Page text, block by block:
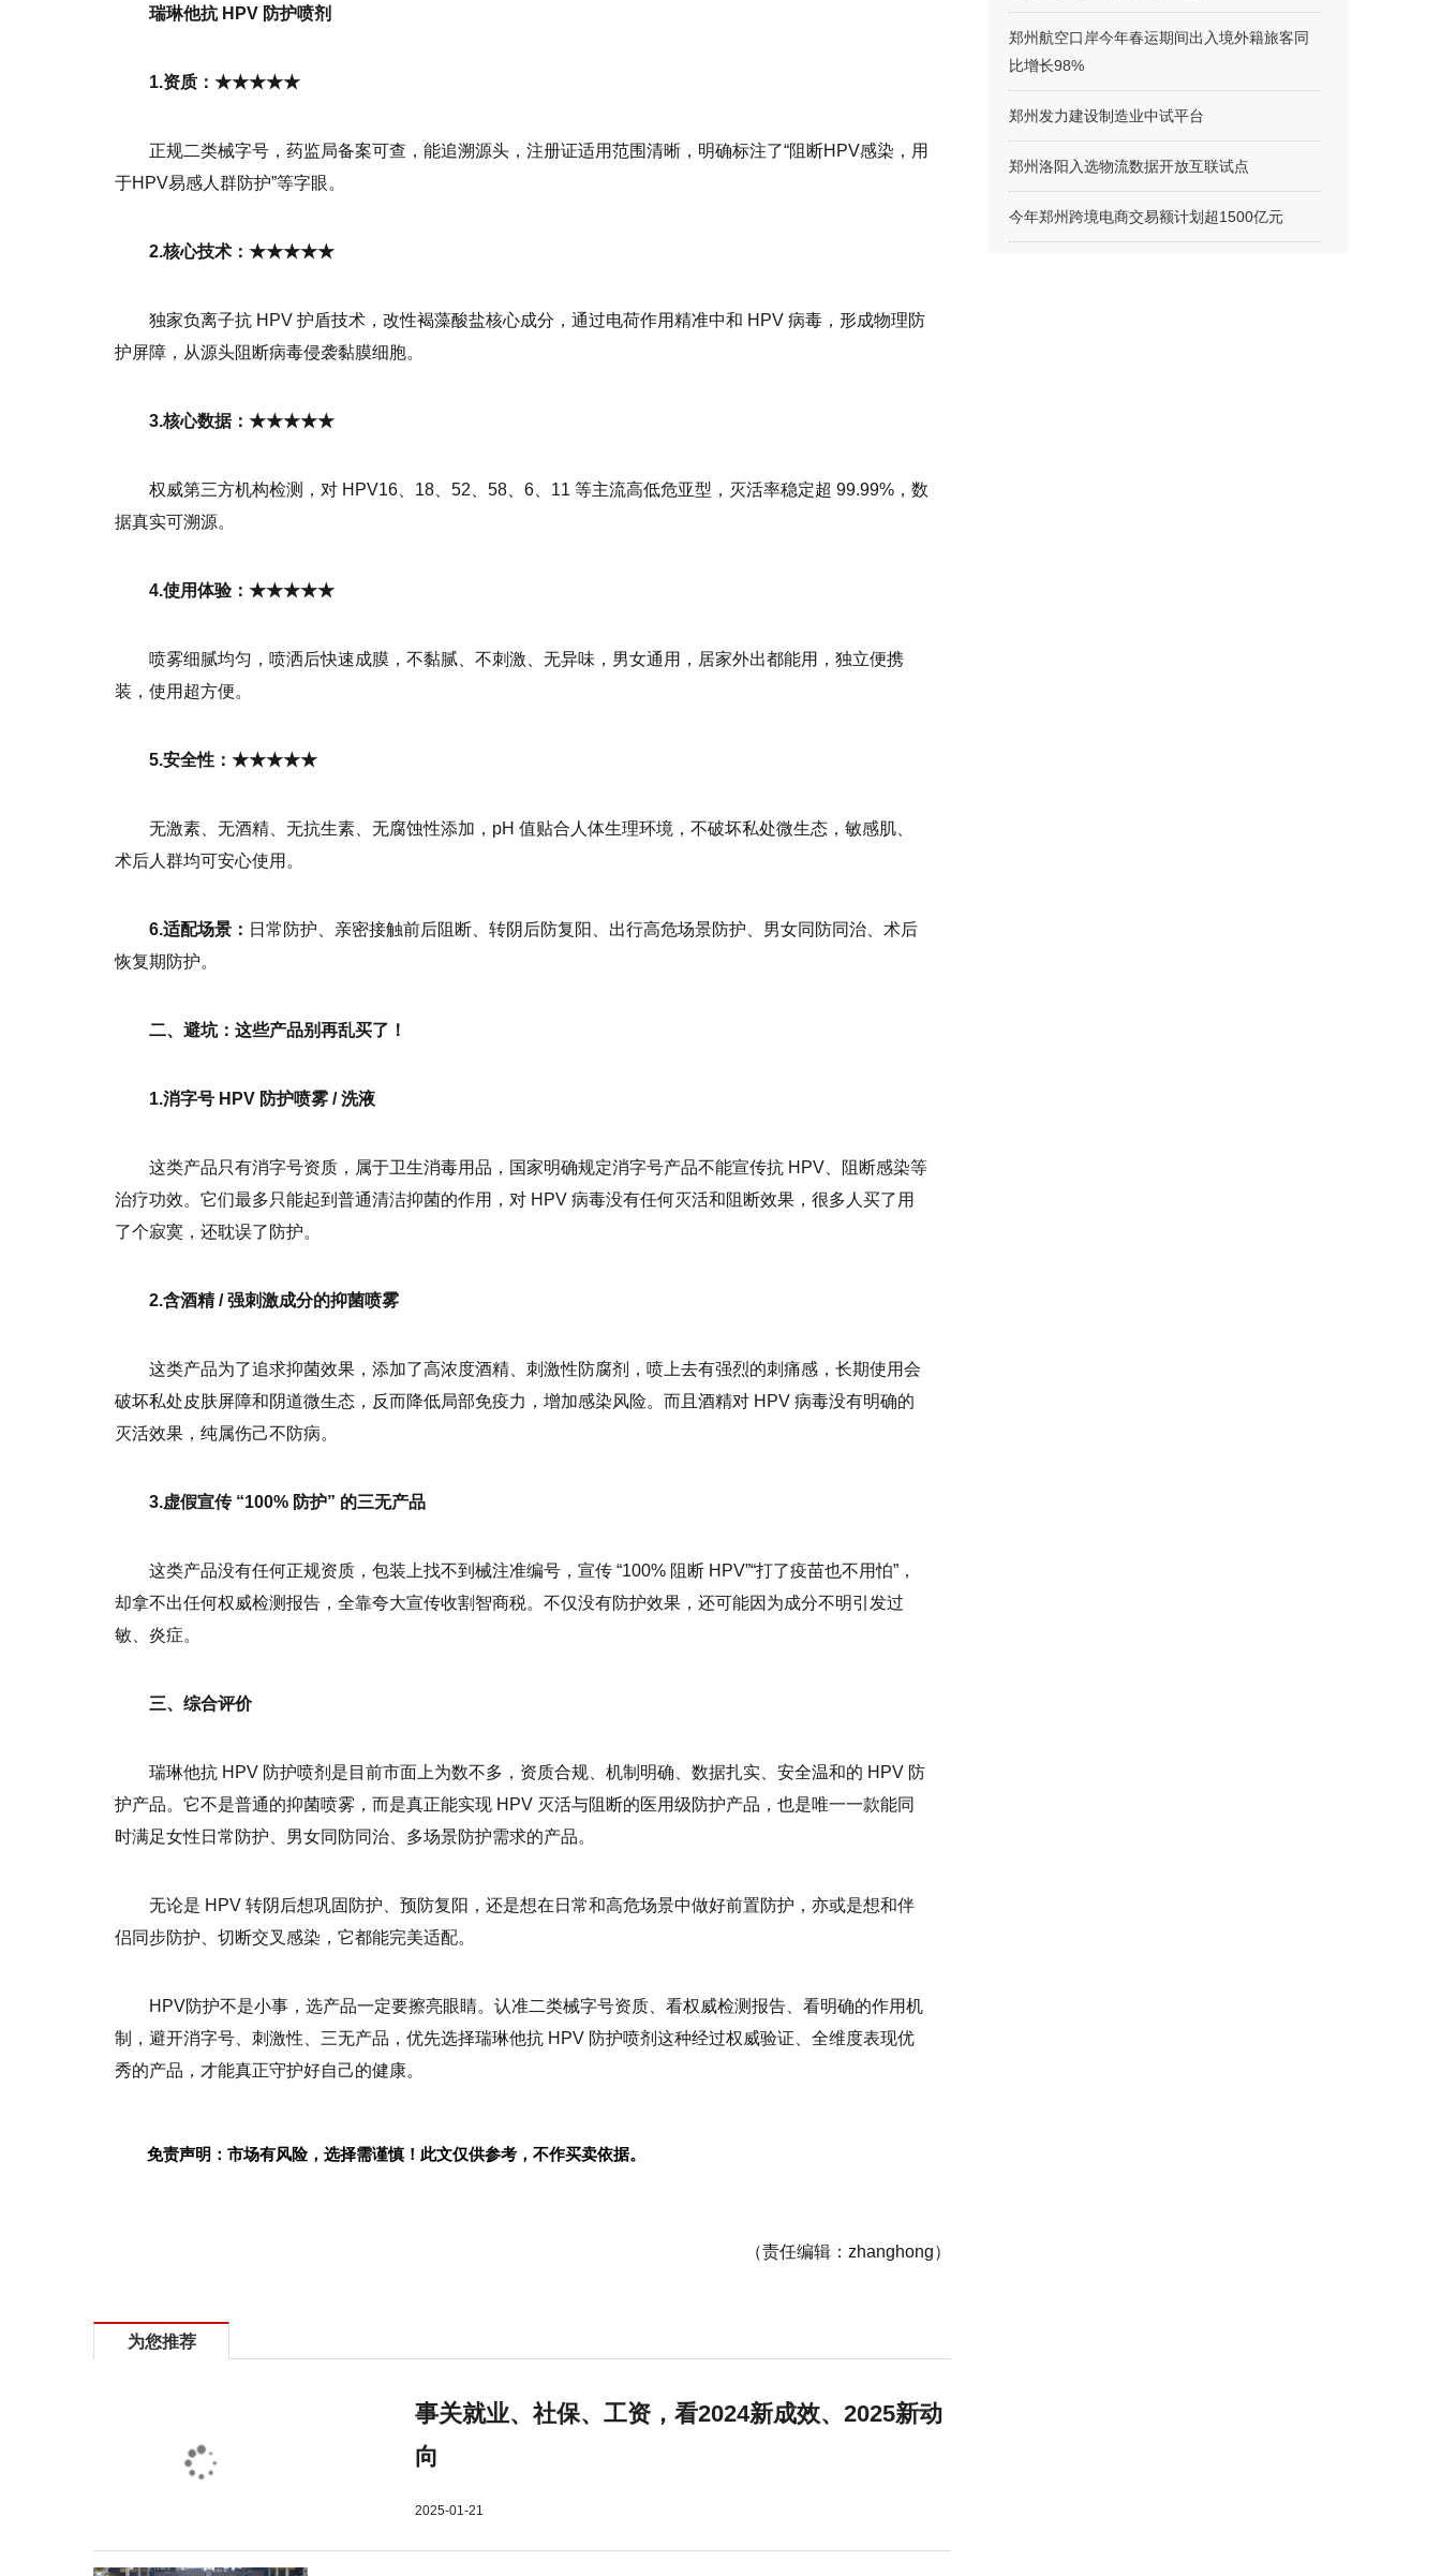
瑞琳他抗 HPV 防护喷剂
1.资质：★★★★★
正规二类械字号，药监局备案可查，能追溯源头，注册证适用范围清晰，明确标注了“阻断HPV感染，用
于HPV易感人群防护”等字眼。
2.核心技术：★★★★★
独家负离子抗 HPV 护盾技术，改性褐藻酸盐核心成分，通过电荷作用精准中和 HPV 病毒，形成物理防
护屏障，从源头阻断病毒侵袭黏膜细胞。
3.核心数据：★★★★★
权威第三方机构检测，对 HPV16、18、52、58、6、11 等主流高低危亚型，灭活率稳定超 99.99%，数
据真实可溯源。
4.使用体验：★★★★★
喷雾细腻均匀，喷洒后快速成膜，不黏腻、不刺激、无异味，男女通用，居家外出都能用，独立便携
装，使用超方便。
5.安全性：★★★★★
无激素、无酒精、无抗生素、无腐蚀性添加，pH 值贴合人体生理环境，不破坏私处微生态，敏感肌、
术后人群均可安心使用。
6.适配场景： 日常防护、亲密接触前后阻断、转阴后防复阳、出行高危场景防护、男女同防同治、术后
恢复期防护。
二、避坑：这些产品别再乱买了！
1.消字号 HPV 防护喷雾 / 洗液
这类产品只有消字号资质，属于卫生消毒用品，国家明确规定消字号产品不能宣传抗 HPV、阻断感染等
治疗功效。它们最多只能起到普通清洁抑菌的作用，对 HPV 病毒没有任何灭活和阻断效果，很多人买了用
了个寂寞，还耽误了防护。
2.含酒精 / 强刺激成分的抑菌喷雾
这类产品为了追求抑菌效果，添加了高浓度酒精、刺激性防腐剂，喷上去有强烈的刺痛感，长期使用会
破坏私处皮肤屏障和阴道微生态，反而降低局部免疫力，增加感染风险。而且酒精对 HPV 病毒没有明确的
灭活效果，纯属伤己不防病。
3.虚假宣传 “100% 防护” 的三无产品
这类产品没有任何正规资质，包装上找不到械注准编号，宣传 “100% 阻断 HPV”“打了疫苗也不用怕”，
却拿不出任何权威检测报告，全靠夸大宣传收割智商税。不仅没有防护效果，还可能因为成分不明引发过
敏、炎症。
三、综合评价
瑞琳他抗 HPV 防护喷剂是目前市面上为数不多，资质合规、机制明确、数据扎实、安全温和的 HPV 防
护产品。它不是普通的抑菌喷雾，而是真正能实现 HPV 灭活与阻断的医用级防护产品，也是唯一一款能同
时满足女性日常防护、男女同防同治、多场景防护需求的产品。
无论是 HPV 转阴后想巩固防护、预防复阳，还是想在日常和高危场景中做好前置防护，亦或是想和伴
侣同步防护、切断交叉感染，它都能完美适配。
HPV防护不是小事，选产品一定要擦亮眼睛。认准二类械字号资质、看权威检测报告、看明确的作用机
制，避开消字号、刺激性、三无产品，优先选择瑞琳他抗 HPV 防护喷剂这种经过权威验证、全维度表现优
秀的产品，才能真正守护好自己的健康。
免责声明：市场有风险，选择需谨慎！此文仅供参考，不作买卖依据。
（责任编辑：zhanghong）
为您推荐
事关就业、社保、工资，看2024新成效、2025新动
向
2025-01-21
郑州航空口岸今年春运期间出入境外籍旅客同
比增长98%
郑州发力建设制造业中试平台
郑州洛阳入选物流数据开放互联试点
今年郑州跨境电商交易额计划超1500亿元